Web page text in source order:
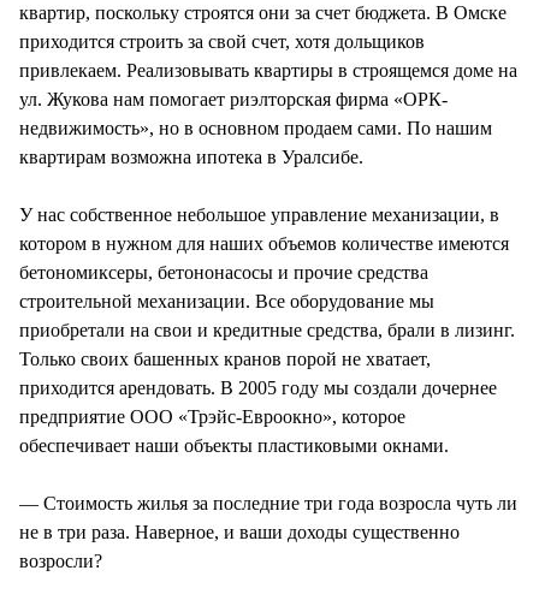
квартир, поскольку строятся они за счет бюджета. В Омске
приходится строить за свой счет, хотя дольщиков
привлекаем. Реализовывать квартиры в строящемся доме на
ул. Жукова нам помогает риэлторская фирма «ОРК-
недвижимость», но в основном продаем сами. По нашим
квартирам возможна ипотека в Уралсибе.
У нас собственное небольшое управление механизации, в
котором в нужном для наших объемов количестве имеются
бетономиксеры, бетононасосы и прочие средства
строительной механизации. Все оборудование мы
приобретали на свои и кредитные средства, брали в лизинг.
Только своих башенных кранов порой не хватает,
приходится арендовать. В 2005 году мы создали дочернее
предприятие ООО «Трэйс-Евроокно», которое
обеспечивает наши объекты пластиковыми окнами.
— Стоимость жилья за последние три года возросла чуть ли
не в три раза. Наверное, и ваши доходы существенно
возросли?